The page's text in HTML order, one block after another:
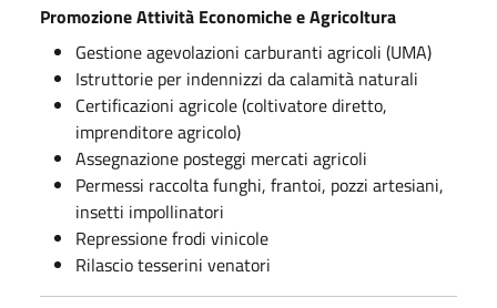
Promozione Attività Economiche e Agricoltura
Gestione agevolazioni carburanti agricoli (UMA)
Istruttorie per indennizzi da calamità naturali
Certificazioni agricole (coltivatore diretto,
imprenditore agricolo)
Assegnazione posteggi mercati agricoli
Permessi raccolta funghi, frantoi, pozzi artesiani,
insetti impollinatori
Repressione frodi vinicole
Rilascio tesserini venatori